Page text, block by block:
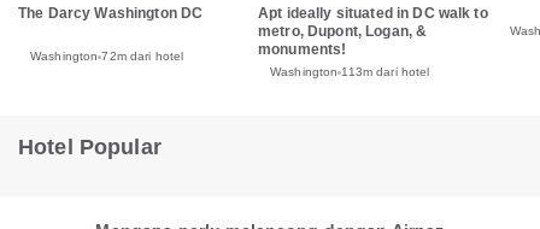
The Darcy Washington DC
Washington 72m dari hotel
Apt ideally situated in DC walk to
metro, Dupont, Logan, &
monuments!
Washington 113m dari hotel
Hotel Popular